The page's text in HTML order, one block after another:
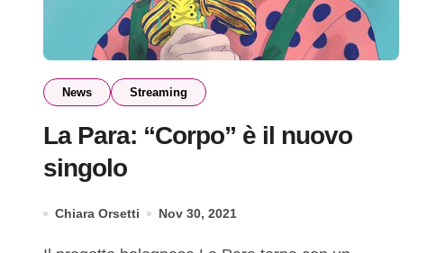
News Streaming
La Para: “Corpo” è il nuovo
singolo
Chiara Orsetti Nov 30, 2021